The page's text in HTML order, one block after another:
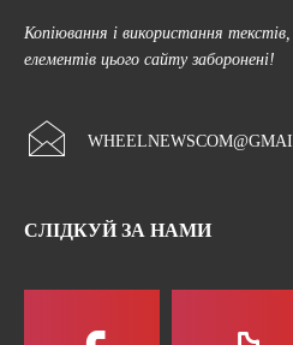
Копіювання і використання
елементів цього сайту заборонені!
СЛІДКУЙ ЗА НАМИ